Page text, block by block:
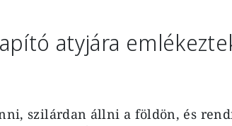
atyjára
szilárdan állni a földön, és